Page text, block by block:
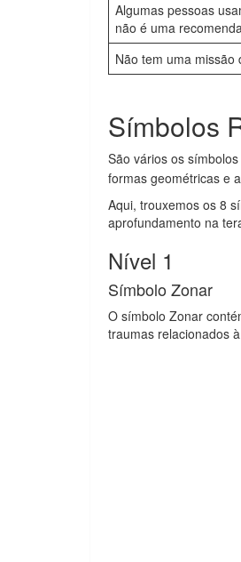
Algumas pessoas
não é uma
Não tem uma missão
Símbolos
São vários os
formas geométricas e
Aqui, trouxemos os 8
aprofundamento na
Nível 1
Símbolo Zonar
O símbolo Zonar
traumas relacionados